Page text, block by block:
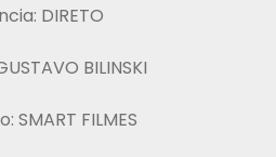
DIRETO
BILINSKI
SMART FILMES